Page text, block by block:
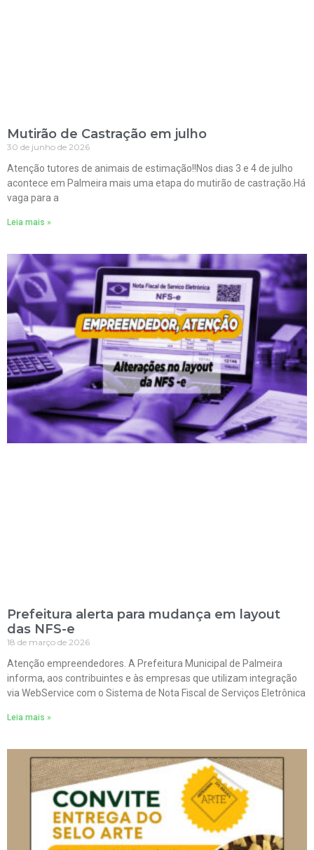
Mutirão de Castração em julho
30 de junho de 2026
Atenção tutores de animais de estimação!!Nos dias 3 e 4 de julho
acontece em Palmeira mais uma etapa do mutirão de castração.Há
vaga para a
Leia mais »
Prefeitura alerta para mudança em layout
das NFS-e
18 de março de 2026
Atenção empreendedores. A Prefeitura Municipal de Palmeira
informa, aos contribuintes e às empresas que utilizam integração
via WebService com o Sistema de Nota Fiscal de Serviços Eletrônica
Leia mais »